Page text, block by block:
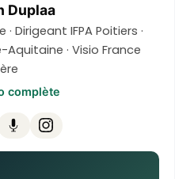
Duplaa
Dirigeant IFPA Poitiers ·
Aquitaine · Visio France
complète